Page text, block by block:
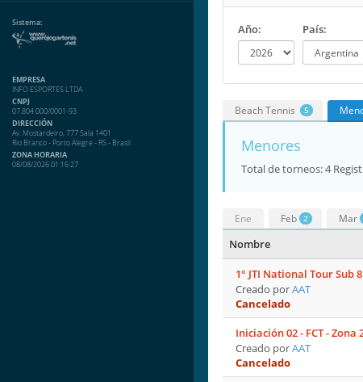
Sistema:
EMPRESA
INFO ESPORTES LTDA
CNPJ
07.804.000/0001-93
DIRECCIÓN
Av. Mostardeiro, 777 Sala 1401
Rio Branco - Porto Alegre - RS - Brasil
ZONA HORARIA
08/08/2026 01:16:27
Año: País:
Beach Tennis 5
Menores
Total de torneos: 4
Ene Feb 2 Mar
Nombre
1° JTI National Tour Sub
Creado porAAT
Cancelado
Iniciación 02 - FCT -
Creado porAAT
Cancelado